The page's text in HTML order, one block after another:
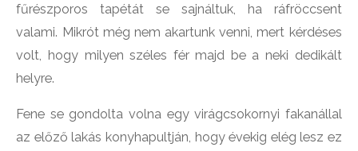
fűrészporos tapétát se sajnáltuk, ha ráfröccsent
valami. Mikrót még nem akartunk venni, mert kérdéses
volt, hogy milyen széles fér majd be a neki dedikált
helyre.
Fene se gondolta volna egy virágcsokornyi fakanállal
az előző lakás konyhapultján, hogy évekig elég lesz ez